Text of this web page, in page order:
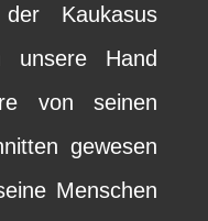
Kaukasus
Hand
von seinen
gewesen
Menschen